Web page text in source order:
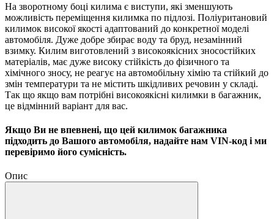
На зворотному боці килима є виступи, які зменшують
можливість переміщення килимка по підлозі. Поліуритановий
килимок високої якості адаптований до конкретної моделі
автомобіля. Дуже добре збирає воду та бруд, незамінний
взимку. Килим виготовлений з високоякісних зносостійких
матеріалів, має дуже високу стійкість до фізичного та
хімічного зносу, не реагує на автомобільну хімію та стійкий до
змін температури та не містить шкідливих речовин у складі.
Так що якщо вам потрібні високоякісні килимки в багажник,
це відмінний варіант для вас.
Якщо Ви не впевнені, що цей килимок багажника
підходить до Вашого автомобіля, надайте нам VIN-код і ми
перевіримо його сумісність.
Опис